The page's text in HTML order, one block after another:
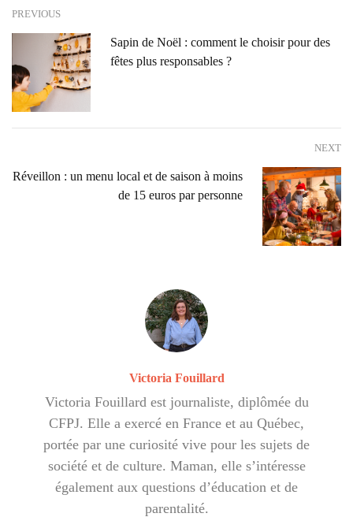
PREVIOUS
Sapin de Noël : comment le choisir pour des
fêtes plus responsables ?
NEXT
Réveillon : un menu local et de saison à moins
de 15 euros par personne
Victoria Fouillard
Victoria Fouillard est journaliste, diplômée du
CFPJ. Elle a exercé en France et au Québec,
portée par une curiosité vive pour les sujets de
société et de culture. Maman, elle s’intéresse
également aux questions d’éducation et de
parentalité.